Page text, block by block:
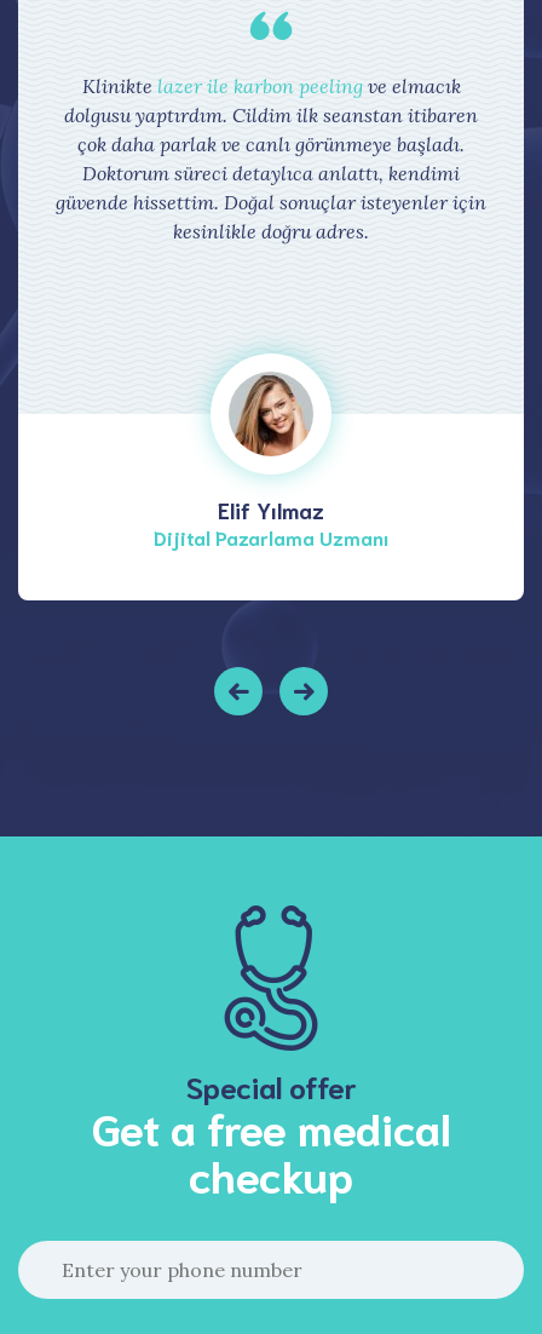
Klinikte lazer ile karbon peelingve elmacık
dolgusu yaptırdım. Cildim ilk seanstan itibaren
çok daha parlak ve canlı görünmeye başladı.
Doktorum süreci detaylıca anlattı, kendimi
güvende hissettim. Doğal sonuçlar isteyenler için
kesinlikle doğru adres.
Elif Yılmaz
Dijital Pazarlama Uzmanı
Special offer
Get a free medical
checkup